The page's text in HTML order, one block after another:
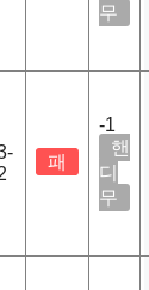
무
패
-1
핸
디
무